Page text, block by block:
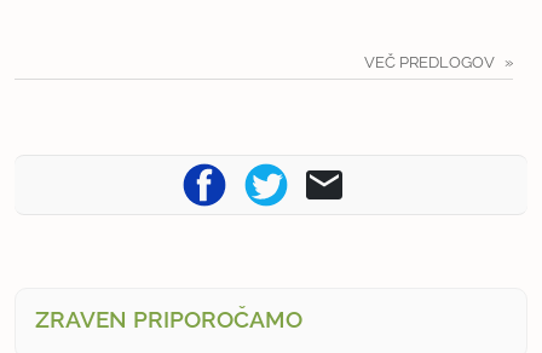
VEČ PREDLOGOV
ZRAVEN PRIPOROČAMO